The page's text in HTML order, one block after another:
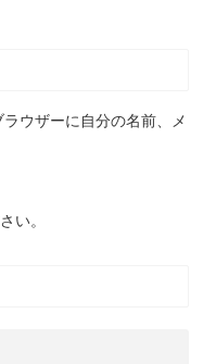
ウザーに自分の名前、メ
い。